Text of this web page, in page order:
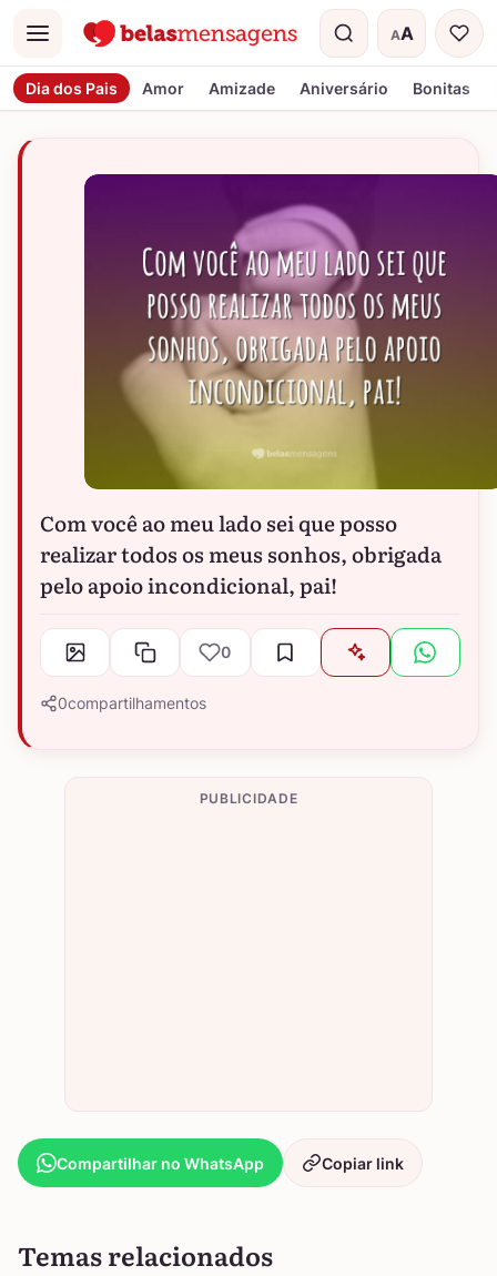
Menu AA
Tamanho do
Dia dos Pais Amor Amizade Aniversário Bonitas
Com você ao meu lado sei que posso
realizar todos os meus sonhos, obrigada
pelo apoio incondicional, pai!
0
0compartilhamentos
PUBLICIDADE
Compartilhar no WhatsApp Copiar link
Temas relacionados